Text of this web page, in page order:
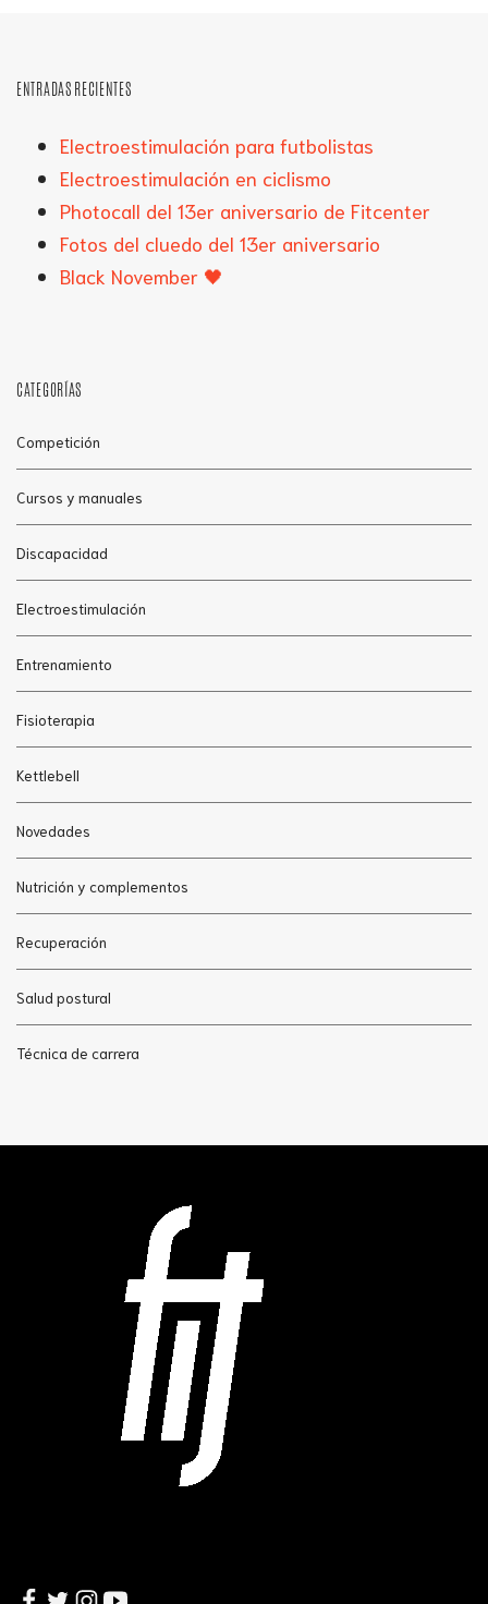
ENTRADAS RECIENTES
Electroestimulación para futbolistas
Electroestimulación en ciclismo
Photocall del 13er aniversario de Fitcenter
Fotos del cluedo del 13er aniversario
Black November 🖤
CATEGORÍAS
Competición
Cursos y manuales
Discapacidad
Electroestimulación
Entrenamiento
Fisioterapia
Kettlebell
Novedades
Nutrición y complementos
Recuperación
Salud postural
Técnica de carrera